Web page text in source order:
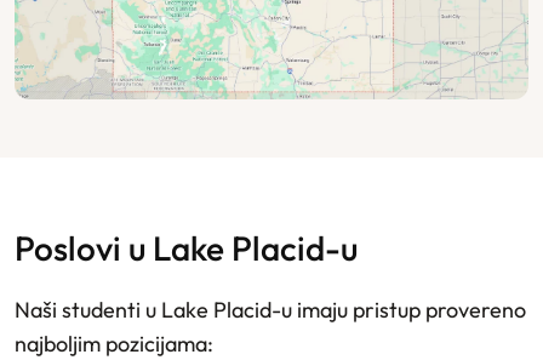
Poslovi u Lake Placid-u
Naši studenti u Lake Placid-u imaju pristup provereno
najboljim pozicijama: